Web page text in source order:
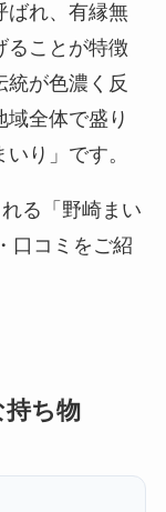
ばれ、有縁無
ることが特徴
統が色濃く反
全体で盛り
り」です。
る「野崎まい
口コミをご紹
ち物